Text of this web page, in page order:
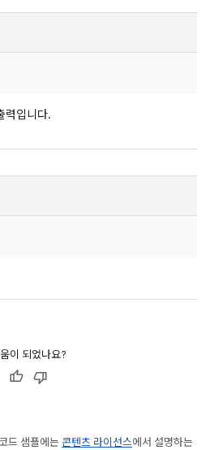
력입니다.
이 되었나요?
드 샘플에는 콘텐츠 라이선스에서 설명하는